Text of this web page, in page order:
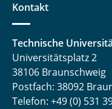
Kontakt
Technische
Universitätsplatz 2
38106 Braunschweig
Postfach: 38092
Telefon: +49 (0) 531